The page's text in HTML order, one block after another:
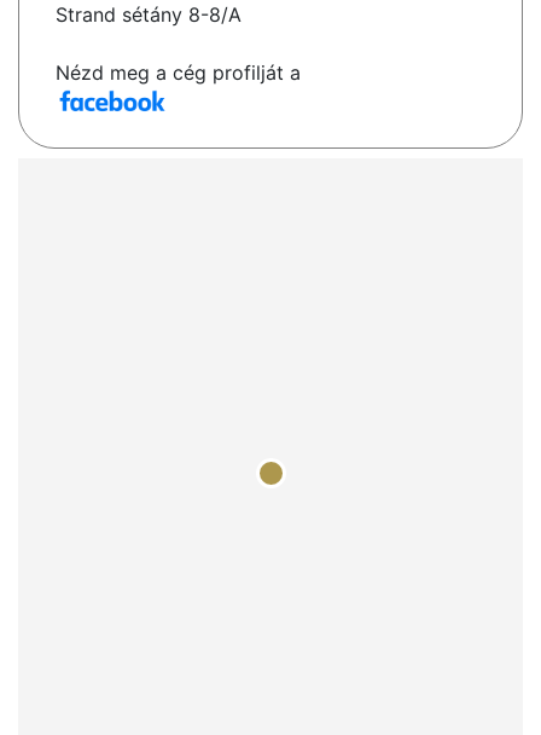
Strand sétány 8-8/A
Nézd meg a cég profilját a